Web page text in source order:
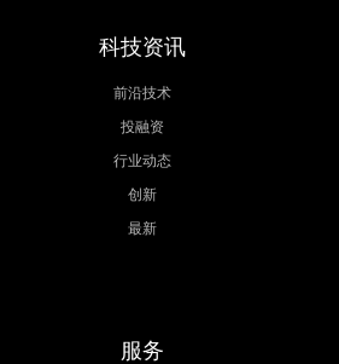
科技资讯
前沿技术
投融资
行业动态
创新
最新
服务